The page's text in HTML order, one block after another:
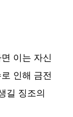
이는 자신
인해 금전
길 징조의